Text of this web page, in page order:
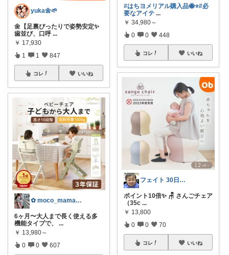
yuka🌼🌱‬‪
🌼【足裏ぴったりで姿勢安定✨️
歯並び、口呼 ...
￥ 17,930
1 1 847
コレ いいね
✿ moco_mama_life ✿
6ヶ月〜大人まで長く使える多
機能タイプで、
...
￥ 13,980～
0 0 607
#はちヨメリアル購入品🐝⭐️#必
要なアイテ ...
￥ 34,980～
0 0 448
コレ いいね
フェイト 30日感謝です😊
ポイント10倍✨ 🪑 さんごチェア
（35c ...
￥ 13,800
0 0 70
コレ いいね